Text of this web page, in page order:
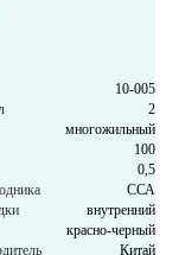
10-005
2
многожильный
100
0,5
ССА
внутренний
красно-черный
Китай